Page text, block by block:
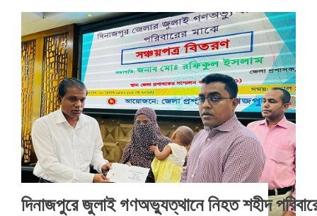
দিনাজপুরে জুলাই গণঅভ্যুত্থানে নিহত শহীদ